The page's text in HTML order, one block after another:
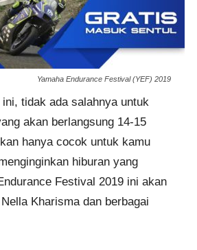
Yamaha Endurance Festival (YEF) 2019
tidak ada salahnya untuk
akan berlangsung 14-15
hanya cocok untuk kamu
hiburan yang
Festival 2019 ini akan
Kharisma dan berbagai